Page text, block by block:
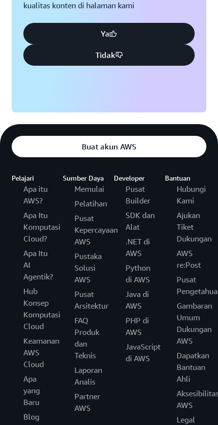
kualitas konten di halaman kami
Ya
Tidak
Buat akun AWS
Pelajari
Apa itu
AWS?
Apa Itu
Komputasi
Cloud?
Apa Itu
AI
Agentik?
Hub
Konsep
Komputasi
Cloud
Keamanan
AWS
Cloud
Apa
yang
Baru
Blog
Sumber Daya
Memulai
Pelatihan
Pusat
Kepercayaan
AWS
Pustaka
Solusi
AWS
Pusat
Arsitektur
FAQ
Produk
dan
Teknis
Laporan
Analis
Partner
AWS
Developer
Pusat
Builder
SDK dan
Alat
.NET di
AWS
Python
di AWS
Java di
AWS
PHP di
AWS
JavaScript
di AWS
Bantuan
Hubungi
Kami
Ajukan
Tiket
Dukungan
AWS
re:Post
Pusat
Gambaran
Umum
Dukungan
AWS
Dapatkan
Bantuan
Ahli
AWS
Legal